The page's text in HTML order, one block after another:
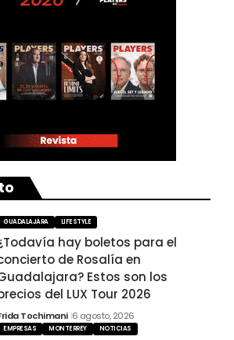
GUADALAJARA LIFESTYLE
hay boletos para el
de Rosalía en
Estos son los
del LUX Tour 2026
Tochimani 6 agosto, 2026
EMPRESAS MONTERREY NOTICIAS